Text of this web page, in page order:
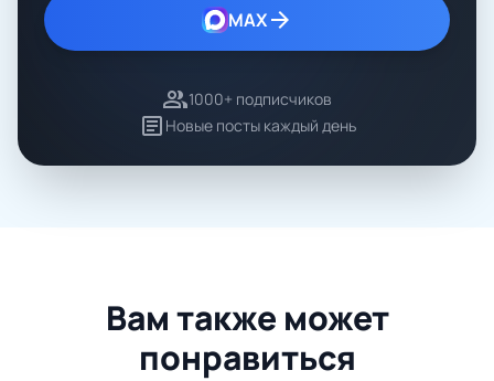
MAXarrow_forward
group1000+ подписчиков
article Новые посты каждый день
Вам также может
понравиться